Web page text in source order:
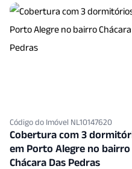
Código do Imóvel NL10147620
Cobertura com 3
em Porto Alegre no bairro
Chácara Das Pedras